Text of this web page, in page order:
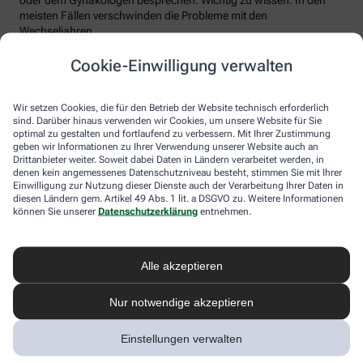
Cookie-Einwilligung verwalten
Wir setzen Cookies, die für den Betrieb der Website technisch erforderlich
sind. Darüber hinaus verwenden wir Cookies, um unsere Website für Sie
optimal zu gestalten und fortlaufend zu verbessern. Mit Ihrer Zustimmung
geben wir Informationen zu Ihrer Verwendung unserer Website auch an
Drittanbieter weiter. Soweit dabei Daten in Ländern verarbeitet werden, in
denen kein angemessenes Datenschutzniveau besteht, stimmen Sie mit Ihrer
Einwilligung zur Nutzung dieser Dienste auch der Verarbeitung Ihrer Daten in
diesen Ländern gem. Artikel 49 Abs. 1 lit. a DSGVO zu. Weitere Informationen
können Sie unserer Datenschutzerklärung entnehmen.
Alle akzeptieren
Nur notwendige akzeptieren
Einstellungen verwalten
meisten Fällen verschwinden die Probleme mit den
Wechseljahren.
Voraussetzung für eine erfolgreiche Behandlung ist allerdings
immer, dass die Endometriose auch als solche erkannt wird.
nehmen und ärztlich abklären lassen. Und sich auf keinen Fall
einreden lassen, sie seien normal.
Melden Sie sich hier an und sichern Sie
sich Ihren 10% Gutschein* für unsere
Apotheke